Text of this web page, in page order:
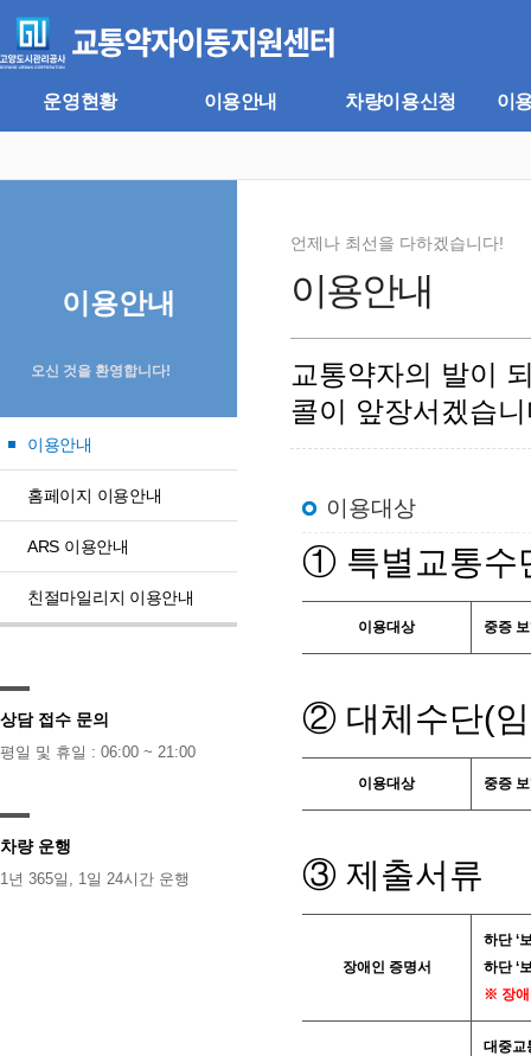
뉴
바
기
바
로
운영현황 이용안내 차량이용신청 이
이용안내
오신 것을 환영합니다!
이용안내
홈페이지 이용안내
ARS 이용안내
친절마일리지 이용안내
상담 접수 문의
평일 및 휴일 : 06:00 ~ 21:00
차량 운행
1년 365일, 1일 24시간 운행
이용안내
언제나 최선을 다하겠습니다!
교통약자의 발이
콜이 앞장서겠습
이용대상
① 특별교통수
이용대상 중증
② 대체수단(
이용대상 중증
③ 제출서류
장애인 증명서
하단 ‘
하단 ‘
※ 장애
대중교